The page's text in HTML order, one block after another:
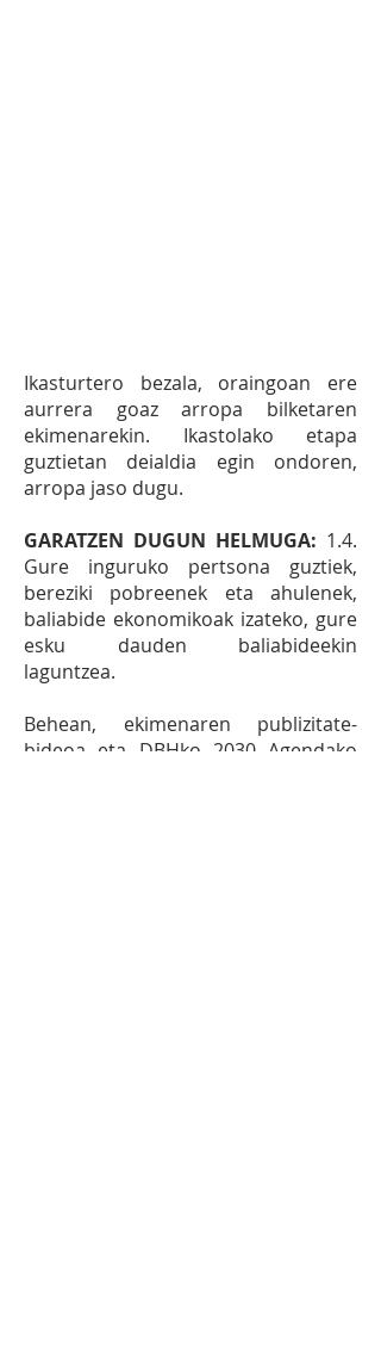
Ikasturtero bezala, oraingoan ere
aurrera goaz arropa bilketaren
ekimenarekin. Ikastolako etapa
guztietan deialdia egin ondoren,
arropa jaso dugu.
GARATZEN DUGUN HELMUGA: 1.4.
Gure inguruko pertsona guztiek,
bereziki pobreenek eta ahulenek,
baliabide ekonomikoak izateko, gure
esku dauden baliabideekin
laguntzea.
Behean, ekimenaren publizitate-
bideoa eta DBHko 2030 Agendako